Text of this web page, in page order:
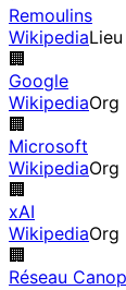
Remoulins
WikipediaLieu
🏢
Google
WikipediaOrg
🏢
Microsoft
WikipediaOrg
🏢
xAI
WikipediaOrg
🏢
Réseau